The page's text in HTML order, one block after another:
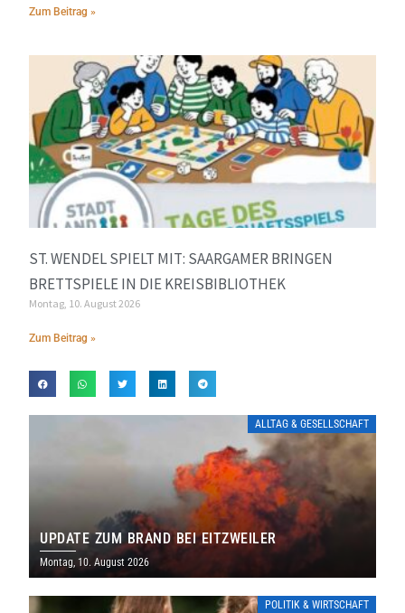
Zum Beitrag »
ST. WENDEL SPIELT MIT: SAARGAMER BRINGEN
BRETTSPIELE IN DIE KREISBIBLIOTHEK
Montag, 10. August 2026
Zum Beitrag »
ALLTAG & GESELLSCHAFT
UPDATE ZUM BRAND BEI EITZWEILER
Montag, 10. August 2026
POLITIK & WIRTSCHAFT